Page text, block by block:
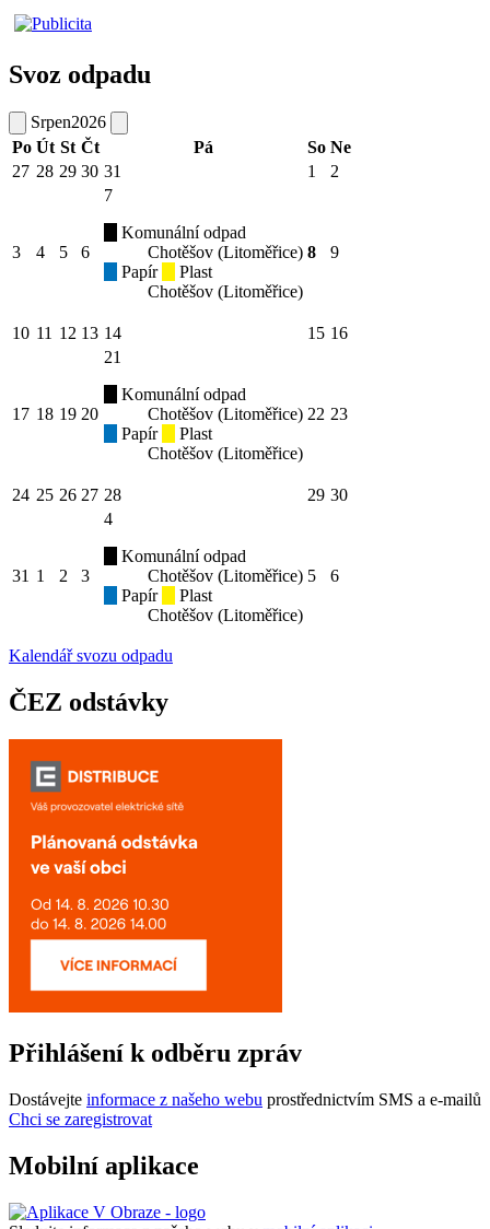
Svoz odpadu
Srpen2026
Po Út St Čt Pá So Ne
27 28 29 30 31 1 2
3 4 5 6
7
Komunální odpad
Chotěšov (Litoměřice)
Papír
Plast
Chotěšov (Litoměřice)
8 9
10 11 12 13 14 15 16
17 18 19 20
21
Komunální odpad
Chotěšov (Litoměřice)
Papír
Plast
Chotěšov (Litoměřice)
22 23
24 25 26 27 28 29 30
31 1 2 3
4
Komunální odpad
Chotěšov (Litoměřice)
Papír
Plast
Chotěšov (Litoměřice)
5 6
Kalendář svozu odpadu
ČEZ odstávky
Přihlášení k odběru zpráv
Dostávejte informace z našeho webu prostřednictvím SMS a e-mailů
Chci se zaregistrovat
Mobilní aplikace